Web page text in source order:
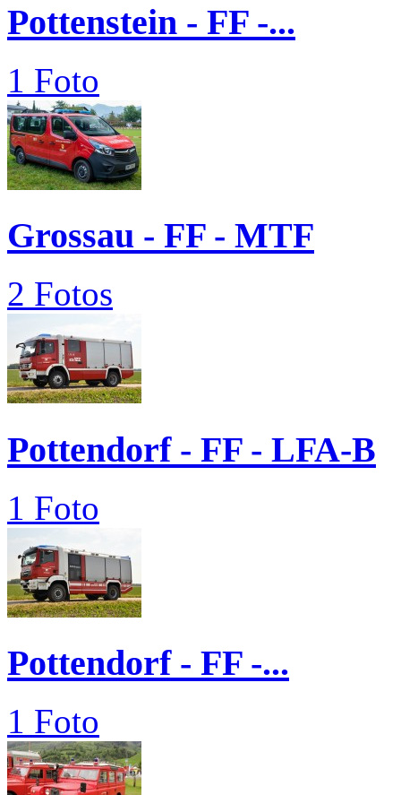
Pottenstein - FF -...
1 Foto
Grossau - FF - MTF
2 Fotos
Pottendorf - FF - LFA-B
1 Foto
Pottendorf - FF -...
1 Foto